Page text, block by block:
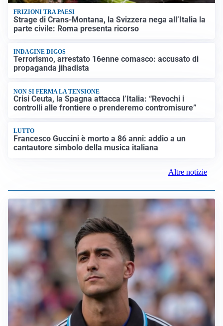
FRIZIONI TRA PAESI
Strage di Crans-Montana, la Svizzera nega all’Italia la
parte civile: Roma presenta ricorso
INDAGINE DIGOS
Terrorismo, arrestato 16enne comasco: accusato di
propaganda jihadista
NON SI FERMA LA TENSIONE
Crisi Ceuta, la Spagna attacca l’Italia: “Revochi i
controlli alle frontiere o prenderemo contromisure”
LUTTO
Francesco Guccini è morto a 86 anni: addio a un
cantautore simbolo della musica italiana
Altre notizie